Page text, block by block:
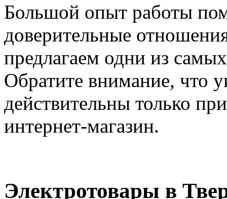
Большой опыт работы
доверительные
предлагаем одни из
Обратите внимание, что
действительны только
интернет-магазин.
Электротовары в